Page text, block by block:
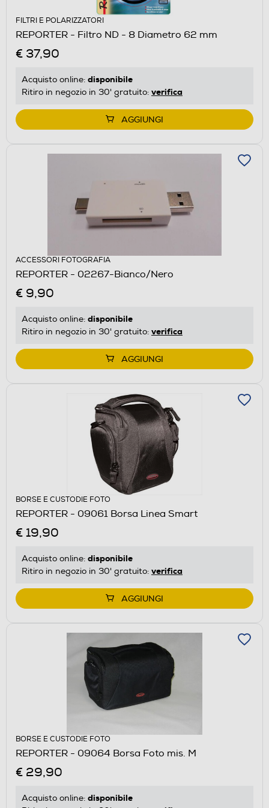
FILTRI E POLARIZZATORI
REPORTER - Filtro ND - 8 Diametro 62 mm
€ 37,90
Acquisto online: disponibile
Ritiro in negozio in 30' gratuito: verifica
AGGIUNGI
ACCESSORI FOTOGRAFIA
REPORTER - 02267-Bianco/Nero
€ 9,90
Acquisto online: disponibile
Ritiro in negozio in 30' gratuito: verifica
AGGIUNGI
BORSE E CUSTODIE FOTO
REPORTER - 09061 Borsa Linea Smart
€ 19,90
Acquisto online: disponibile
Ritiro in negozio in 30' gratuito: verifica
AGGIUNGI
BORSE E CUSTODIE FOTO
REPORTER - 09064 Borsa Foto mis. M
€ 29,90
Acquisto online: disponibile